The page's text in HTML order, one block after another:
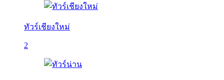
ทัวร์เชียงใหม่
2